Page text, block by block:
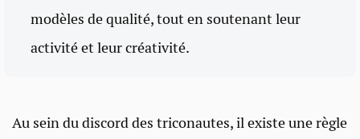
modèles de qualité, tout en soutenant leur
activité et leur créativité.
Au sein du discord des triconautes, il existe une règle